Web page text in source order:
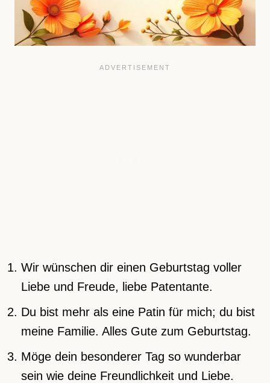
Wir wünschen dir einen Geburtstag voller
Liebe und Freude, liebe Patentante.
Du bist mehr als eine Patin für mich; du bist
meine Familie. Alles Gute zum Geburtstag.
Möge dein besonderer Tag so wunderbar
sein wie deine Freundlichkeit und Liebe.